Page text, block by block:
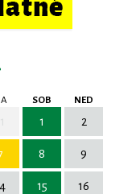
SOB NED
1 2
8 9
15 16